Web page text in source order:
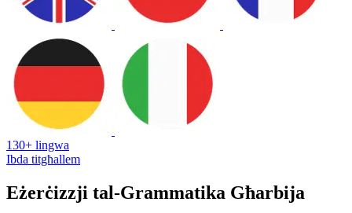
130+ lingwa
Ibda titgħallem
Eżerċizzji tal-Grammatika Għarbija